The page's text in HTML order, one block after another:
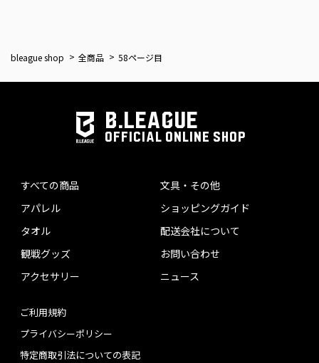
bleague shop 全商品 58ページ目
B.LEAGUE
OFFICIAL ONLINE SHOP
すべての商品
アパレル
タオル
観戦グッズ
アクセサリー
文具・その他
ショッピングガイド
配送会社について
お問い合わせ
ニュース
ご利用規約
プライバシーポリシー
特定商取引法についての表記